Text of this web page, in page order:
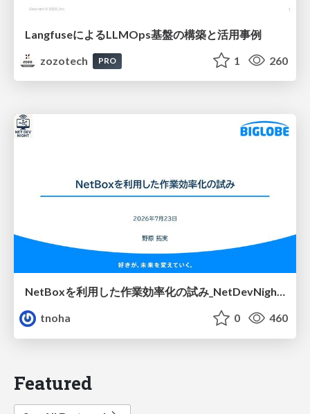
LangfuseによるLLMOps基盤の構築と活用事例
zozotech
PRO 1 260
NetBoxを利用した作業効率化の試み_NetDevNight4
tnoha
0 460
Featured